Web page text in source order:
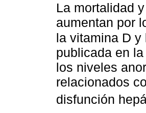
La mortalidad
aumentan por
la vitamina D y
publicada en
los niveles
relacionados
disfunción